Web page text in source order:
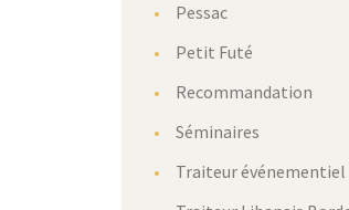
Pessac
Petit Futé
Recommandation
Séminaires
Traiteur événementiel